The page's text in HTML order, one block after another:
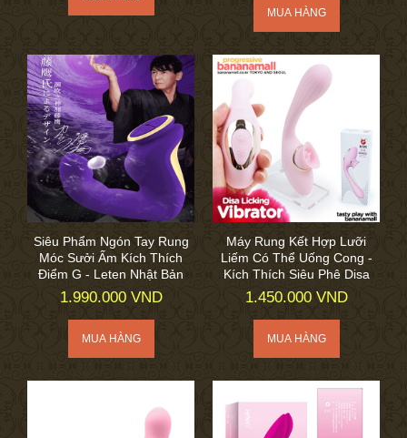
Siêu Phẩm Ngón Tay Rung
Móc Sưởi Ấm Kích Thích
Điểm G - Leten Nhật Bản
1.990.000 VND
Máy Rung Kết Hợp Lưỡi
Liếm Có Thể Uống Cong -
Kích Thích Siêu Phê Disa
1.450.000 VND